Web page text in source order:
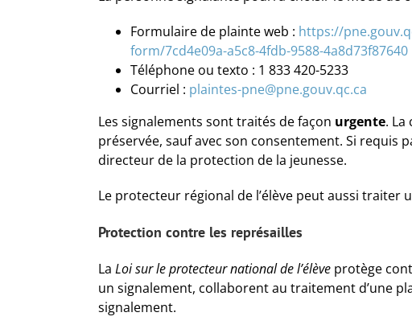
Formulaire de plainte web : https://
form/7cd4e09a-a5c8-4fdb-9588-4a8d73f87640
Téléphone ou texto : 1 833 420-5233
Courriel : plaintes-pne@pne.gouv.qc.ca
Les signalements sont traités de façon urgente. La
préservée, sauf avec son consentement. Si requis
directeur de la protection de la jeunesse.
Le protecteur régional de l’élève peut aussi traiter
Protection contre les représailles
La Loi sur le protecteur national de l’élèveprotège
un signalement, collaborent au traitement d’une
signalement.